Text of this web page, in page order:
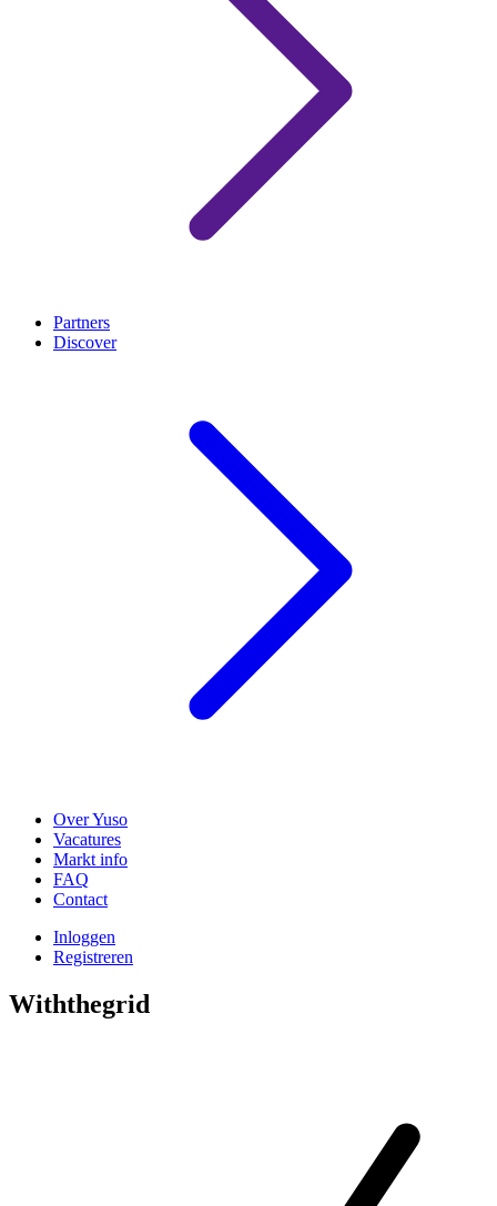
Partners
Discover
Over Yuso
Vacatures
Markt info
FAQ
Contact
Inloggen
Registreren
Withthegrid